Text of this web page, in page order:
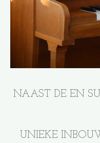
NAAST DE EN
UNIEKE